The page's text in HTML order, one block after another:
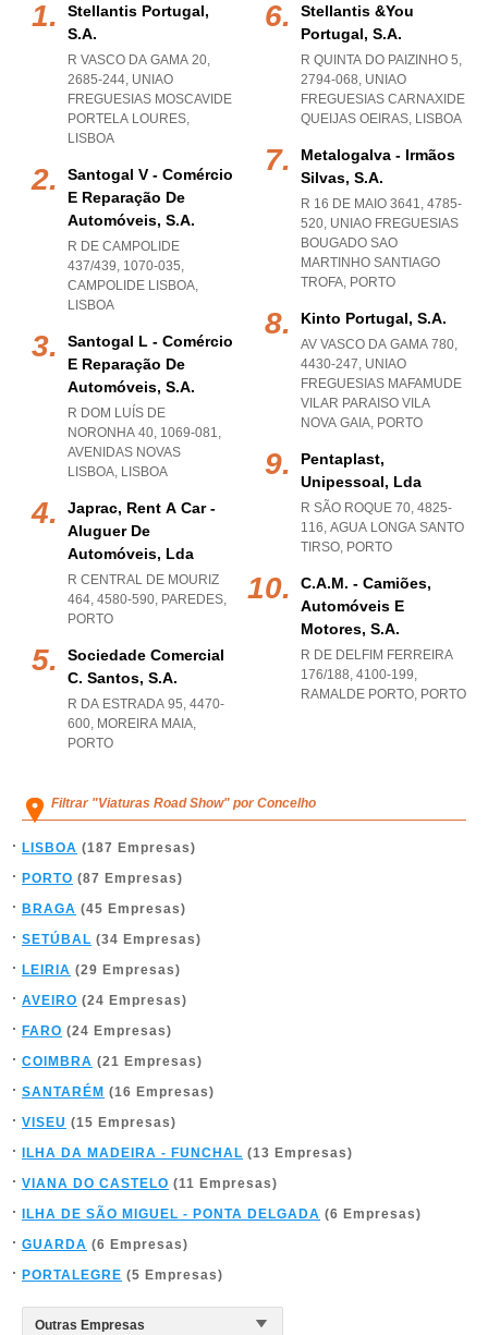
Stellantis Portugal,
S.a.
R VASCO DA GAMA 20,
2685-244, UNIAO
FREGUESIAS MOSCAVIDE
PORTELA LOURES,
LISBOA
Santogal V - Comércio
E Reparação De
Automóveis, S.a.
R DE CAMPOLIDE
437/439, 1070-035,
CAMPOLIDE LISBOA,
LISBOA
Santogal L - Comércio
E Reparação De
Automóveis, S.a.
R DOM LUÍS DE
NORONHA 40, 1069-081,
AVENIDAS NOVAS
LISBOA, LISBOA
Japrac, Rent A Car -
Aluguer De
Automóveis, Lda
R CENTRAL DE MOURIZ
464, 4580-590, PAREDES,
PORTO
Sociedade Comercial
C. Santos, S.a.
R DA ESTRADA 95, 4470-
600, MOREIRA MAIA,
PORTO
Stellantis &you
Portugal, S.a.
R QUINTA DO PAIZINHO 5,
2794-068, UNIAO
FREGUESIAS CARNAXIDE
QUEIJAS OEIRAS, LISBOA
Metalogalva - Irmãos
Silvas, S.a.
R 16 DE MAIO 3641, 4785-
520, UNIAO FREGUESIAS
BOUGADO SAO
MARTINHO SANTIAGO
TROFA, PORTO
Kinto Portugal, S.a.
AV VASCO DA GAMA 780,
4430-247, UNIAO
FREGUESIAS MAFAMUDE
VILAR PARAISO VILA
NOVA GAIA, PORTO
Pentaplast,
Unipessoal, Lda
R SÃO ROQUE 70, 4825-
116, AGUA LONGA SANTO
TIRSO, PORTO
C.a.m. - Camiões,
Automóveis E
Motores, S.a.
R DE DELFIM FERREIRA
176/188, 4100-199,
RAMALDE PORTO, PORTO
Filtrar "Viaturas Road Show" por Concelho
LISBOA (187 Empresas)
PORTO (87 Empresas)
BRAGA (45 Empresas)
SETÚBAL (34 Empresas)
LEIRIA (29 Empresas)
AVEIRO (24 Empresas)
FARO (24 Empresas)
COIMBRA (21 Empresas)
SANTARÉM (16 Empresas)
VISEU (15 Empresas)
ILHA DA MADEIRA - FUNCHAL (13 Empresas)
VIANA DO CASTELO (11 Empresas)
ILHA DE SÃO MIGUEL - PONTA DELGADA (6 Empresas)
GUARDA (6 Empresas)
PORTALEGRE (5 Empresas)